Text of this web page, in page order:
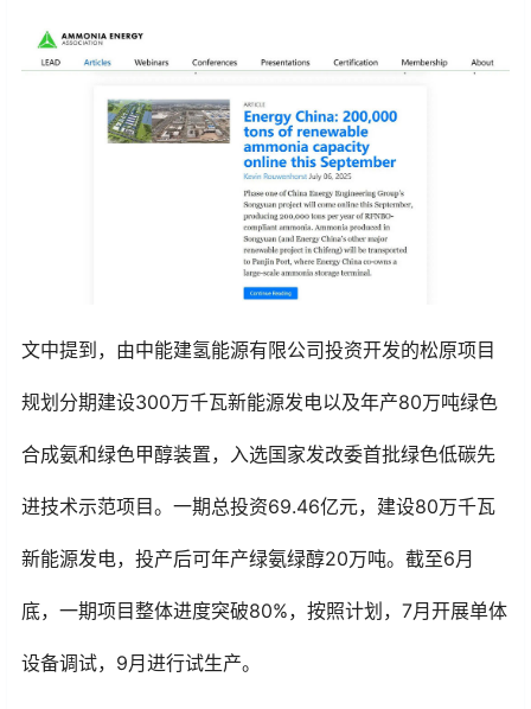
文中提到，由中能建氢能源有限公司投资开发的松原项目
规划分期建设300万千瓦新能源发电以及年产80万吨绿色
合成氨和绿色甲醇装置，入选国家发改委首批绿色低碳先
进技术示范项目。一期总投资69.46亿元，建设80万千瓦
新能源发电，投产后可年产绿氨绿醇20万吨。截至6月
底，一期项目整体进度突破80%，按照计划，7月开展单体
设备调试，9月进行试生产。